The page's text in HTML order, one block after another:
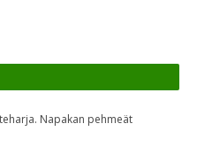
Napakan pehmeät